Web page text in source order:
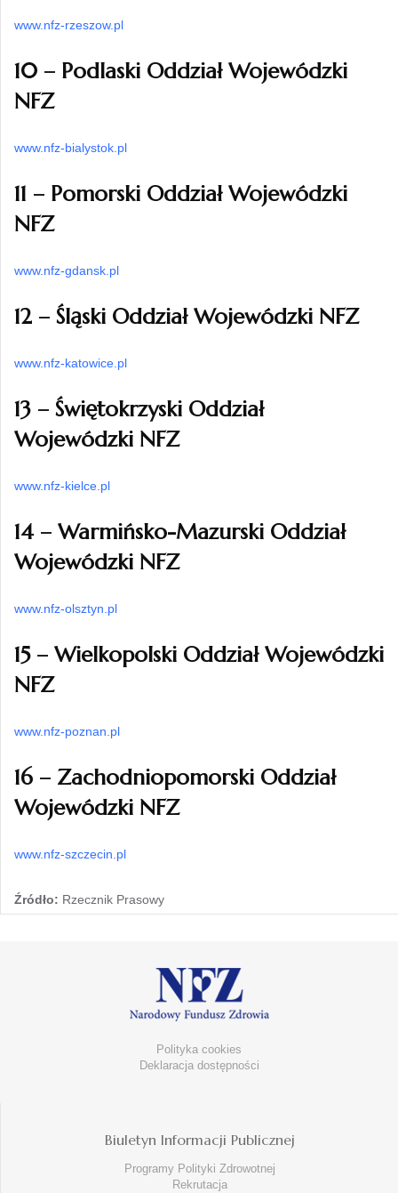
www.nfz-rzeszow.pl
10 – Podlaski Oddział Wojewódzki
NFZ
www.nfz-bialystok.pl
11 – Pomorski Oddział Wojewódzki
NFZ
www.nfz-gdansk.pl
12 – Śląski Oddział Wojewódzki NFZ
www.nfz-katowice.pl
13 – Świętokrzyski Oddział
Wojewódzki NFZ
www.nfz-kielce.pl
14 – Warmińsko-Mazurski Oddział
Wojewódzki NFZ
www.nfz-olsztyn.pl
15 – Wielkopolski Oddział Wojewódzki
NFZ
www.nfz-poznan.pl
16 – Zachodniopomorski Oddział
Wojewódzki NFZ
www.nfz-szczecin.pl
Źródło: Rzecznik Prasowy
Polityka cookies
Deklaracja dostępności
Biuletyn Informacji Publicznej
Programy Polityki Zdrowotnej
Rekrutacja